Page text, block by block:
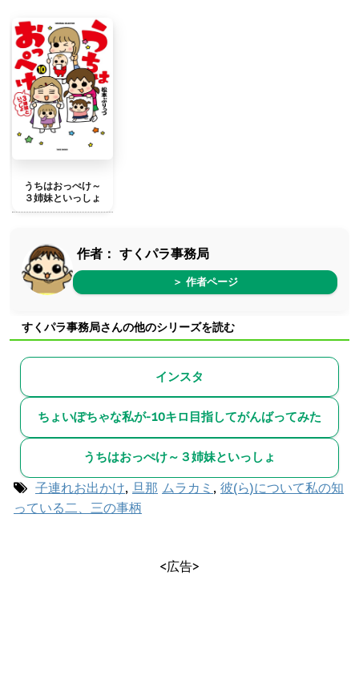
うちはおっぺけ～
３姉妹といっしょ
作者： すくパラ事務局
＞ 作者ページ
すくパラ事務局さんの他のシリーズを読む
インスタ
ちょいぽちゃな私が-10キロ目指してがんばってみた
うちはおっぺけ～３姉妹といっしょ
子連れお出かけ, 旦那 ムラカミ , 彼(ら)について私の知
っている二、三の事柄
<広告>